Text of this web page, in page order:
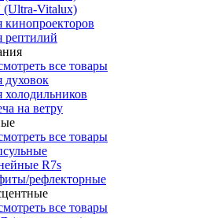
Vitalux)
кинопроекторов
рептилий
все товары
духовок
холодильников
на ветру
все товары
R7s
рефлекторные
все товары